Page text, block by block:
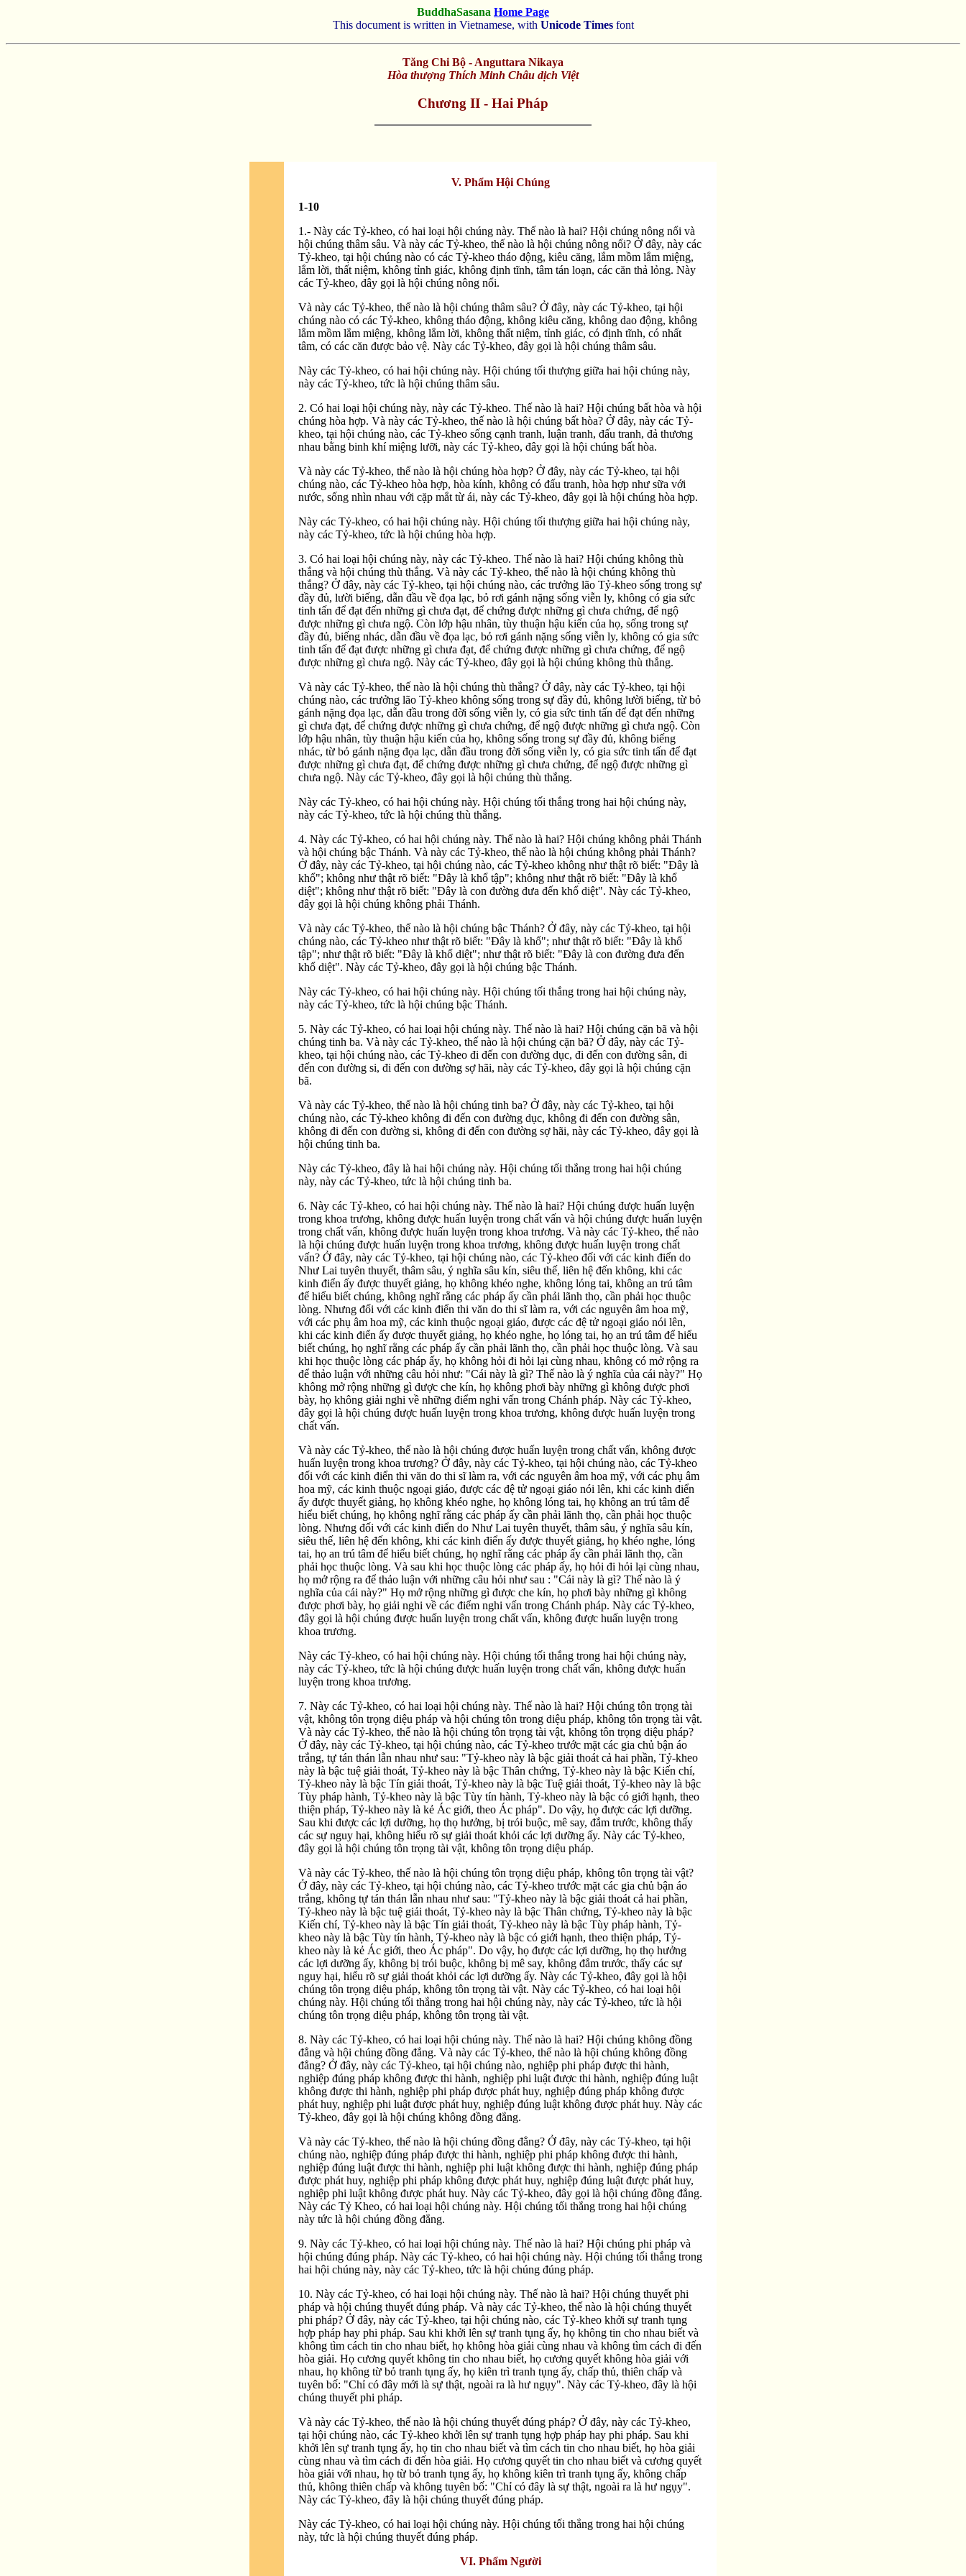
BuddhaSasana Home Page
This document is written in Vietnamese, with Unicode Timesfont
Tăng Chi Bộ - Anguttara Nikaya
Hòa thượng Thích Minh Châu dịch Việt
Chương II - Hai Pháp
V. Phẩm Hội Chúng
1-10
1.- Này các Tỷ-kheo, có hai loại hội chúng này. Thế nào là hai? Hội chúng nông nổi và
hội chúng thâm sâu. Và này các Tỷ-kheo, thế nào là hội chúng nông nổi? Ở đây, này các
Tỷ-kheo, tại hội chúng nào có các Tỷ-kheo tháo động, kiêu căng, lắm mồm lắm miệng,
lắm lời, thất niệm, không tỉnh giác, không định tĩnh, tâm tán loạn, các căn thả lỏng. Này
các Tỷ-kheo, đây gọi là hội chúng nông nổi.
Và này các Tỷ-kheo, thế nào là hội chúng thâm sâu? Ở đây, này các Tỷ-kheo, tại hội
chúng nào có các Tỷ-kheo, không tháo động, không kiêu căng, không dao động, không
lắm mồm lắm miệng, không lắm lời, không thất niệm, tỉnh giác, có định tĩnh, có nhất
tâm, có các căn được bảo vệ. Này các Tỷ-kheo, đây gọi là hội chúng thâm sâu.
Này các Tỷ-kheo, có hai hội chúng này. Hội chúng tối thượng giữa hai hội chúng này,
này các Tỷ-kheo, tức là hội chúng thâm sâu.
2. Có hai loại hội chúng này, này các Tỷ-kheo. Thế nào là hai? Hội chúng bất hòa và hội
chúng hòa hợp. Và này các Tỷ-kheo, thế nào là hội chúng bất hòa? Ở đây, này các Tỷ-
kheo, tại hội chúng nào, các Tỷ-kheo sống cạnh tranh, luận tranh, đấu tranh, đả thương
nhau bằng binh khí miệng lưỡi, này các Tỷ-kheo, đây gọi là hội chúng bất hòa.
Và này các Tỷ-kheo, thế nào là hội chúng hòa hợp? Ở đây, này các Tỷ-kheo, tại hội
chúng nào, các Tỷ-kheo hòa hợp, hòa kính, không có đấu tranh, hòa hợp như sữa với
nước, sống nhìn nhau với cặp mắt từ ái, này các Tỷ-kheo, đây gọi là hội chúng hòa hợp.
Này các Tỷ-kheo, có hai hội chúng này. Hội chúng tối thượng giữa hai hội chúng này,
này các Tỷ-kheo, tức là hội chúng hòa hợp.
3. Có hai loại hội chúng này, này các Tỷ-kheo. Thế nào là hai? Hội chúng không thù
thắng và hội chúng thù thắng. Và này các Tỷ-kheo, thế nào là hội chúng không thù
thắng? Ở đây, này các Tỷ-kheo, tại hội chúng nào, các trưởng lão Tỷ-kheo sống trong sự
đầy đủ, lười biếng, dẫn đầu về đọa lạc, bỏ rơi gánh nặng sống viễn ly, không có gia sức
tinh tấn để đạt đến những gì chưa đạt, để chứng được những gì chưa chứng, để ngộ
được những gì chưa ngộ. Còn lớp hậu nhân, tùy thuận hậu kiến của họ, sống trong sự
đầy đủ, biếng nhác, dẫn đầu về đọa lạc, bỏ rơi gánh nặng sống viễn ly, không có gia sức
tinh tấn để đạt được những gì chưa đạt, để chứng được những gì chưa chứng, để ngộ
được những gì chưa ngộ. Này các Tỷ-kheo, đây gọi là hội chúng không thù thắng.
Và này các Tỷ-kheo, thế nào là hội chúng thù thắng? Ở đây, này các Tỷ-kheo, tại hội
chúng nào, các trưởng lão Tỷ-kheo không sống trong sự đầy đủ, không lười biếng, từ bỏ
gánh nặng đọa lạc, dẫn đầu trong đời sống viễn ly, có gia sức tinh tấn để đạt đến những
gì chưa đạt, để chứng được những gì chưa chứng, để ngộ được những gì chưa ngộ. Còn
lớp hậu nhân, tùy thuận hậu kiến của họ, không sống trong sự đầy đủ, không biếng
nhác, từ bỏ gánh nặng đọa lạc, dẫn đầu trong đời sống viễn ly, có gia sức tinh tấn để đạt
được những gì chưa đạt, để chứng được những gì chưa chứng, để ngộ được những gì
chưa ngộ. Này các Tỷ-kheo, đây gọi là hội chúng thù thắng.
Này các Tỷ-kheo, có hai hội chúng này. Hội chúng tối thắng trong hai hội chúng này,
này các Tỷ-kheo, tức là hội chúng thù thắng.
4. Này các Tỷ-kheo, có hai hội chúng này. Thế nào là hai? Hội chúng không phải Thánh
và hội chúng bậc Thánh. Và này các Tỷ-kheo, thế nào là hội chúng không phải Thánh?
Ở đây, này các Tỷ-kheo, tại hội chúng nào, các Tỷ-kheo không như thật rõ biết: "Ðây là
khổ"; không như thật rõ biết: "Ðây là khổ tập"; không như thật rõ biết: "Ðây là khổ
diệt"; không như thật rõ biết: "Ðây là con đường đưa đến khổ diệt". Này các Tỷ-kheo,
đây gọi là hội chúng không phải Thánh.
Và này các Tỷ-kheo, thế nào là hội chúng bậc Thánh? Ở đây, này các Tỷ-kheo, tại hội
chúng nào, các Tỷ-kheo như thật rõ biết: "Ðây là khổ"; như thật rõ biết: "Ðây là khổ
tập"; như thật rõ biết: "Ðây là khổ diệt"; như thật rõ biết: "Ðây là con đường đưa đến
khổ diệt". Này các Tỷ-kheo, đây gọi là hội chúng bậc Thánh.
Này các Tỷ-kheo, có hai hội chúng này. Hội chúng tối thắng trong hai hội chúng này,
này các Tỷ-kheo, tức là hội chúng bậc Thánh.
5. Này các Tỷ-kheo, có hai loại hội chúng này. Thế nào là hai? Hội chúng cặn bã và hội
chúng tinh ba. Và này các Tỷ-kheo, thế nào là hội chúng cặn bã? Ở đây, này các Tỷ-
kheo, tại hội chúng nào, các Tỷ-kheo đi đến con đường dục, đi đến con đường sân, đi
đến con đường si, đi đến con đường sợ hãi, này các Tỷ-kheo, đây gọi là hội chúng cặn
bã.
Và này các Tỷ-kheo, thế nào là hội chúng tinh ba? Ở đây, này các Tỷ-kheo, tại hội
chúng nào, các Tỷ-kheo không đi đến con đường dục, không đi đến con đường sân,
không đi đến con đường si, không đi đến con đường sợ hãi, này các Tỷ-kheo, đây gọi là
hội chúng tinh ba.
Này các Tỷ-kheo, đây là hai hội chúng này. Hội chúng tối thắng trong hai hội chúng
này, này các Tỷ-kheo, tức là hội chúng tinh ba.
6. Này các Tỷ-kheo, có hai hội chúng này. Thế nào là hai? Hội chúng được huấn luyện
trong khoa trương, không được huấn luyện trong chất vấn và hội chúng được huấn luyện
trong chất vấn, không được huấn luyện trong khoa trương. Và này các Tỷ-kheo, thế nào
là hội chúng được huấn luyện trong khoa trương, không được huấn luyện trong chất
vấn? Ở đây, này các Tỷ-kheo, tại hội chúng nào, các Tỷ-kheo đối với các kinh điển do
Như Lai tuyên thuyết, thâm sâu, ý nghĩa sâu kín, siêu thế, liên hệ đến không, khi các
kinh điển ấy được thuyết giảng, họ không khéo nghe, không lóng tai, không an trú tâm
để hiểu biết chúng, không nghĩ rằng các pháp ấy cần phải lãnh thọ, cần phải học thuộc
lòng. Nhưng đối với các kinh điển thi văn do thi sĩ làm ra, với các nguyên âm hoa mỹ,
với các phụ âm hoa mỹ, các kinh thuộc ngoại giáo, được các đệ tử ngoại giáo nói lên,
khi các kinh điển ấy được thuyết giảng, họ khéo nghe, họ lóng tai, họ an trú tâm để hiểu
biết chúng, họ nghĩ rằng các pháp ấy cần phải lãnh thọ, cần phải học thuộc lòng. Và sau
khi học thuộc lòng các pháp ấy, họ không hỏi đi hỏi lại cùng nhau, không có mở rộng ra
để thảo luận với những câu hỏi như: "Cái này là gì? Thế nào là ý nghĩa của cái này?" Họ
không mở rộng những gì được che kín, họ không phơi bày những gì không được phơi
bày, họ không giải nghi về những điểm nghi vấn trong Chánh pháp. Này các Tỷ-kheo,
đây gọi là hội chúng được huấn luyện trong khoa trương, không được huấn luyện trong
chất vấn.
Và này các Tỷ-kheo, thế nào là hội chúng được huấn luyện trong chất vấn, không được
huấn luyện trong khoa trương? Ở đây, này các Tỷ-kheo, tại hội chúng nào, các Tỷ-kheo
đối với các kinh điển thi văn do thi sĩ làm ra, với các nguyên âm hoa mỹ, với các phụ âm
hoa mỹ, các kinh thuộc ngoại giáo, được các đệ tử ngoại giáo nói lên, khi các kinh điển
ấy được thuyết giảng, họ không khéo nghe, họ không lóng tai, họ không an trú tâm để
hiểu biết chúng, họ không nghĩ rằng các pháp ấy cần phải lãnh thọ, cần phải học thuộc
lòng. Nhưng đối với các kinh điển do Như Lai tuyên thuyết, thâm sâu, ý nghĩa sâu kín,
siêu thế, liên hệ đến không, khi các kinh điển ấy được thuyết giảng, họ khéo nghe, lóng
tai, họ an trú tâm để hiểu biết chúng, họ nghĩ rằng các pháp ấy cần phải lãnh thọ, cần
phải học thuộc lòng. Và sau khi học thuộc lòng các pháp ấy, họ hỏi đi hỏi lại cùng nhau,
họ mở rộng ra để thảo luận với những câu hỏi như sau : "Cái này là gì? Thế nào là ý
nghĩa của cái này?" Họ mở rộng những gì được che kín, họ phơi bày những gì không
được phơi bày, họ giải nghi về các điểm nghi vấn trong Chánh pháp. Này các Tỷ-kheo,
đây gọi là hội chúng được huấn luyện trong chất vấn, không được huấn luyện trong
khoa trương.
Này các Tỷ-kheo, có hai hội chúng này. Hội chúng tối thắng trong hai hội chúng này,
này các Tỷ-kheo, tức là hội chúng được huấn luyện trong chất vấn, không được huấn
luyện trong khoa trương.
7. Này các Tỷ-kheo, có hai loại hội chúng này. Thế nào là hai? Hội chúng tôn trọng tài
vật, không tôn trọng diệu pháp và hội chúng tôn trong diệu pháp, không tôn trọng tài vật.
Và này các Tỷ-kheo, thế nào là hội chúng tôn trọng tài vật, không tôn trọng diệu pháp?
Ở đây, này các Tỷ-kheo, tại hội chúng nào, các Tỷ-kheo trước mặt các gia chủ bận áo
trắng, tự tán thán lẫn nhau như sau: "Tỷ-kheo này là bậc giải thoát cả hai phần, Tỷ-kheo
này là bậc tuệ giải thoát, Tỷ-kheo này là bậc Thân chứng, Tỷ-kheo này là bậc Kiến chí,
Tỷ-kheo này là bậc Tín giải thoát, Tỷ-kheo này là bậc Tuệ giải thoát, Tỷ-kheo này là bậc
Tùy pháp hành, Tỷ-kheo này là bậc Tùy tín hành, Tỷ-kheo này là bậc có giới hạnh, theo
thiện pháp, Tỷ-kheo này là kẻ Ác giới, theo Ác pháp". Do vậy, họ được các lợi dưỡng.
Sau khi được các lợi dưỡng, họ thọ hưởng, bị trói buộc, mê say, đắm trước, không thấy
các sự nguy hại, không hiểu rõ sự giải thoát khỏi các lợi dưỡng ấy. Này các Tỷ-kheo,
đây gọi là hội chúng tôn trọng tài vật, không tôn trọng diệu pháp.
Và này các Tỷ-kheo, thế nào là hội chúng tôn trọng diệu pháp, không tôn trọng tài vật?
Ở đây, này các Tỷ-kheo, tại hội chúng nào, các Tỷ-kheo trước mặt các gia chủ bận áo
trắng, không tự tán thán lẫn nhau như sau: "Tỷ-kheo này là bậc giải thoát cả hai phần,
Tỷ-kheo này là bậc tuệ giải thoát, Tỷ-kheo này là bậc Thân chứng, Tỷ-kheo này là bậc
Kiến chí, Tỷ-kheo này là bậc Tín giải thoát, Tỷ-kheo này là bậc Tùy pháp hành, Tỷ-
kheo này là bậc Tùy tín hành, Tỷ-kheo này là bậc có giới hạnh, theo thiện pháp, Tỷ-
kheo này là kẻ Ác giới, theo Ác pháp". Do vậy, họ được các lợi dưỡng, họ thọ hưởng
các lợi dưỡng ấy, không bị trói buộc, không bị mê say, không đắm trước, thấy các sự
nguy hại, hiểu rõ sự giải thoát khỏi các lợi dưỡng ấy. Này các Tỷ-kheo, đây gọi là hội
chúng tôn trọng diệu pháp, không tôn trọng tài vật. Này các Tỷ-kheo, có hai loại hội
chúng này. Hội chúng tối thắng trong hai hội chúng này, này các Tỷ-kheo, tức là hội
chúng tôn trọng diệu pháp, không tôn trọng tài vật.
8. Này các Tỷ-kheo, có hai loại hội chúng này. Thế nào là hai? Hội chúng không đồng
đẳng và hội chúng đồng đẳng. Và này các Tỷ-kheo, thế nào là hội chúng không đồng
đẳng? Ở đây, này các Tỷ-kheo, tại hội chúng nào, nghiệp phi pháp được thi hành,
nghiệp đúng pháp không được thi hành, nghiệp phi luật được thi hành, nghiệp đúng luật
không được thi hành, nghiệp phi pháp được phát huy, nghiệp đúng pháp không được
phát huy, nghiệp phi luật được phát huy, nghiệp đúng luật không được phát huy. Này các
Tỷ-kheo, đây gọi là hội chúng không đồng đẳng.
Và này các Tỷ-kheo, thế nào là hội chúng đồng đẳng? Ở đây, này các Tỷ-kheo, tại hội
chúng nào, nghiệp đúng pháp được thi hành, nghiệp phi pháp không được thi hành,
nghiệp đúng luật được thi hành, nghiệp phi luật không được thi hành, nghiệp đúng pháp
được phát huy, nghiệp phi pháp không được phát huy, nghiệp đúng luật được phát huy,
nghiệp phi luật không được phát huy. Này các Tỷ-kheo, đây gọi là hội chúng đồng đẳng.
Này các Tỷ Kheo, có hai loại hội chúng này. Hội chúng tối thắng trong hai hội chúng
này tức là hội chúng đồng đẳng.
9. Này các Tỷ-kheo, có hai loại hội chúng này. Thế nào là hai? Hội chúng phi pháp và
hội chúng đúng pháp. Này các Tỷ-kheo, có hai hội chúng này. Hội chúng tối thắng trong
hai hội chúng này, này các Tỷ-kheo, tức là hội chúng đúng pháp.
10. Này các Tỷ-kheo, có hai loại hội chúng này. Thế nào là hai? Hội chúng thuyết phi
pháp và hội chúng thuyết đúng pháp. Và này các Tỷ-kheo, thế nào là hội chúng thuyết
phi pháp? Ở đây, này các Tỷ-kheo, tại hội chúng nào, các Tỷ-kheo khởi sự tranh tụng
hợp pháp hay phi pháp. Sau khi khởi lên sự tranh tụng ấy, họ không tin cho nhau biết và
không tìm cách tin cho nhau biết, họ không hòa giải cùng nhau và không tìm cách đi đến
hòa giải. Họ cương quyết không tin cho nhau biết, họ cương quyết không hòa giải với
nhau, họ không từ bỏ tranh tụng ấy, họ kiên trì tranh tụng ấy, chấp thủ, thiên chấp và
tuyên bố: "Chỉ có đây mới là sự thật, ngoài ra là hư ngụy". Này các Tỷ-kheo, đây là hội
chúng thuyết phi pháp.
Và này các Tỷ-kheo, thế nào là hội chúng thuyết đúng pháp? Ở đây, này các Tỷ-kheo,
tại hội chúng nào, các Tỷ-kheo khởi lên sự tranh tụng hợp pháp hay phi pháp. Sau khi
khởi lên sự tranh tụng ấy, họ tin cho nhau biết và tìm cách tin cho nhau biết, họ hòa giải
cùng nhau và tìm cách đi đến hòa giải. Họ cương quyết tin cho nhau biết và cương quyết
hòa giải với nhau, họ từ bỏ tranh tụng ấy, họ không kiên trì tranh tụng ấy, không chấp
thủ, không thiên chấp và không tuyên bố: "Chỉ có đây là sự thật, ngoài ra là hư ngụy".
Này các Tỷ-kheo, đây là hội chúng thuyết đúng pháp.
Này các Tỷ-kheo, có hai loại hội chúng này. Hội chúng tối thắng trong hai hội chúng
này, tức là hội chúng thuyết đúng pháp.
VI. Phẩm Người